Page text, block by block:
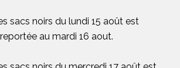
sacs noirs du lundi 15 août est
au mardi 16 aout.